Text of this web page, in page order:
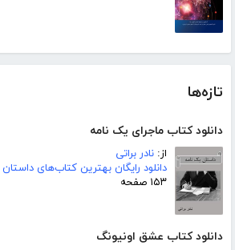
تازه‌ها
دانلود کتاب ماجرای یک نامه
از: نادر براتی
دانلود رایگان بهترین کتاب‌های داستان
۱۵۳ صفحه
دانلود کتاب عشق اونیونگ